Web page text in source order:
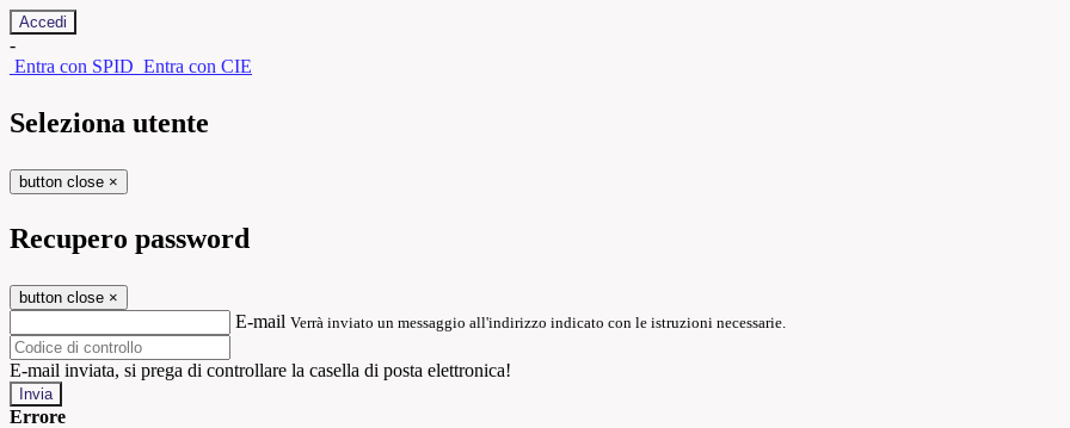
-
Entra con SPID Entra con CIE
Seleziona utente
button close ×
Recupero password
button close ×
E-mail Verrà inviato un messaggio all'indirizzo indicato con le istruzioni necessarie.
E-mail inviata, si prega di controllare la casella di posta elettronica!
Errore